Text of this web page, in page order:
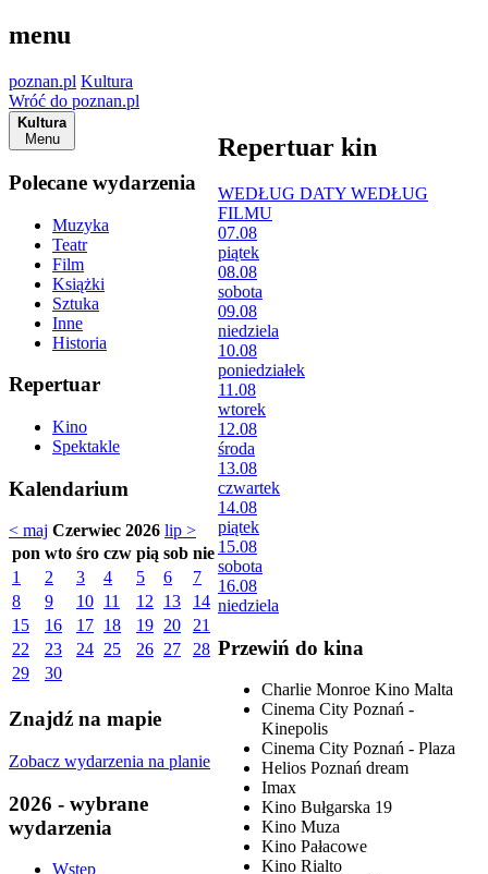
menu
poznan.pl Kultura
Wróć do poznan.pl
Kultura
Menu
Polecane wydarzenia
Muzyka
Teatr
Film
Książki
Sztuka
Inne
Historia
Repertuar
Kino
Spektakle
Kalendarium
< maj Czerwiec 2026 lip >
pon wto śro czw pią sob nie
1
2 3 4 5 6
7
8
9 10 11 12 13
14
15
16 17 18 19 20
21
22
23 24 25 26 27
28
29
30
Znajdź na mapie
Zobacz wydarzenia na planie
2026 - wybrane
wydarzenia
Wstęp
Repertuar kin
WEDŁUG DATY WEDŁUG
FILMU
07.08
piątek
08.08
sobota
09.08
niedziela
10.08
poniedziałek
11.08
wtorek
12.08
środa
13.08
czwartek
14.08
piątek
15.08
sobota
16.08
niedziela
Przewiń do kina
Charlie Monroe Kino Malta
Cinema City Poznań -
Kinepolis
Cinema City Poznań - Plaza
Helios Poznań dream
Imax
Kino Bułgarska 19
Kino Muza
Kino Pałacowe
Kino Rialto